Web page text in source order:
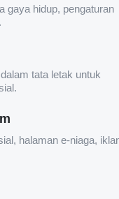
gaya hidup, pengaturan
tata letak untuk
halaman e-niaga,